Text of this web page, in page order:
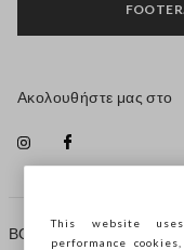
ΒΟΗΘΕΙΑ
Ακολουθήστε μας στο
This website
performance